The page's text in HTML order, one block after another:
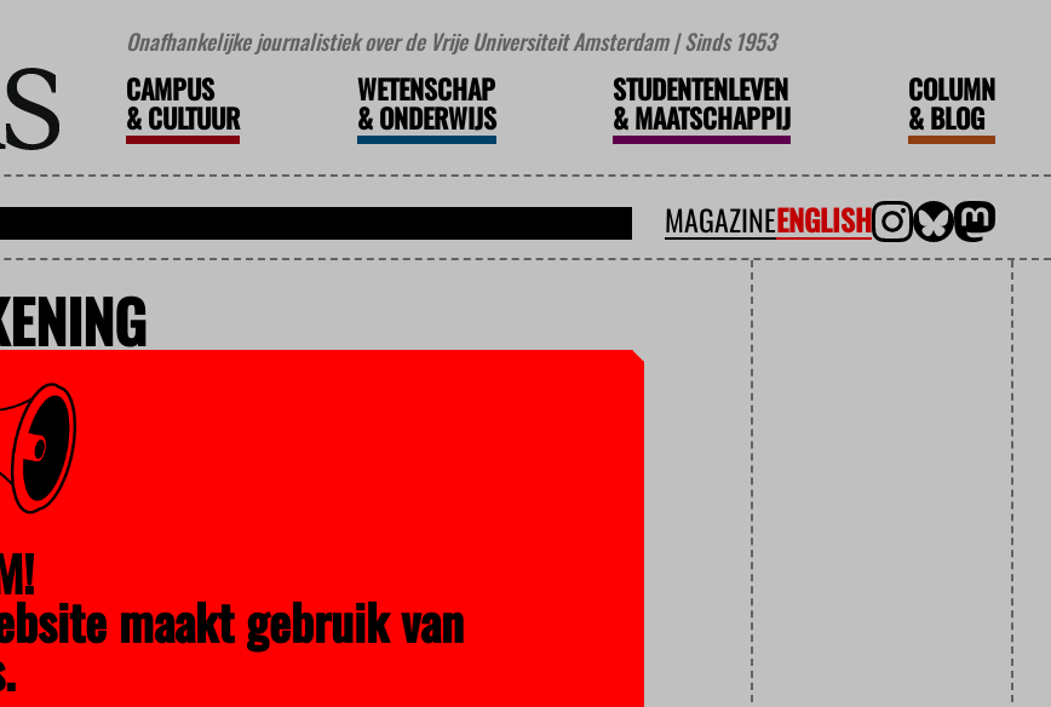
Onafhankelijke journalistiek over de Vrije Universiteit Amsterdam | Sinds 1953
CAMPUS
&CULTUUR
WETENSCHAP
&ONDERWIJS
STUDENTENLEVEN
&MAATSCHAPPIJ
COLUMN
&BLOG
MAGAZINEENGLISH
maakt gebruik van